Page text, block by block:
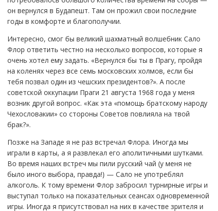
он вернулся в Будапешт. Там он прожил свои последние
годы в комфорте и благополучии.
Интересно, смог бы великий шахматный волшебник Сало
Флор ответить честно на несколько вопросов, которые я
очень хотел ему задать. «Вернулся бы ты в Прагу, пройдя
на коленях через все семь московских холмов, если бы
тебя позвал один из чешских президентов?». А после
советской оккупации Праги 21 августа 1968 года у меня
возник другой вопрос. «Как эта «помощь братскому народу
Чехословакии» со стороны Советов повлияла на твой
брак?».
Позже на Западе я не раз встречал Флора. Иногда мы
играли в карты, а я развлекал его аполитичными шутками.
Во время наших встреч мы пили русский чай (у меня не
было иного выбора, правда!) — Сало не употреблял
алкоголь. К тому времени Флор забросил турнирные игры и
выступал только на показательных сеансах одновременной
игры. Иногда я присутствовал на них в качестве зрителя и